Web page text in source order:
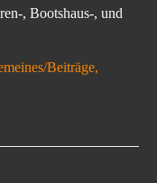
, Bootshaus-, und
Beiträge,